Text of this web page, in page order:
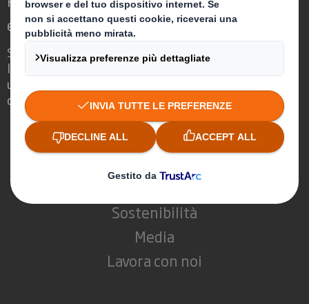
evoluzione
Siamo differenti perché vediamo
l'opportunità per il packaging di svolgere
un ruolo importante nel mondo che ci
circonda.
Chi siamo
La nostra storia
Sostenibilità
Media
Lavora con noi